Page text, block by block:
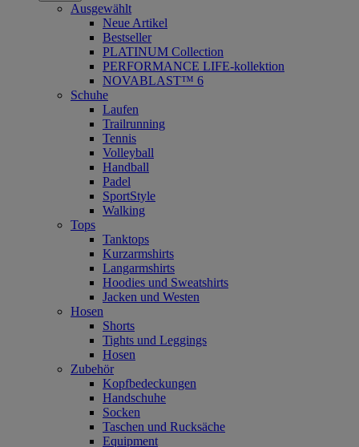
Ausgewählt
Neue Artikel
Bestseller
PLATINUM Collection
PERFORMANCE LIFE-kollektion
NOVABLAST™ 6
Schuhe
Laufen
Trailrunning
Tennis
Volleyball
Handball
Padel
SportStyle
Walking
Tops
Tanktops
Kurzarmshirts
Langarmshirts
Hoodies und Sweatshirts
Jacken und Westen
Hosen
Shorts
Tights und Leggings
Hosen
Zubehör
Kopfbedeckungen
Handschuhe
Socken
Taschen und Rucksäche
Equipment